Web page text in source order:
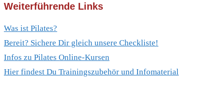
Weiterführende Links
Was ist Pilates?
Bereit? Sichere Dir gleich unsere Checkliste!
Infos zu Pilates Online-Kursen
Hier findest Du Trainingszubehör und Infomaterial